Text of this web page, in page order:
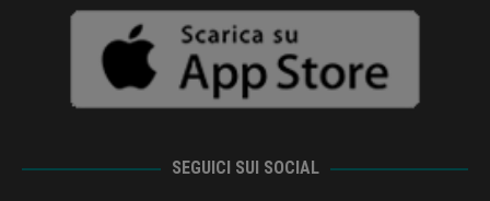
SEGUICI SUI SOCIAL